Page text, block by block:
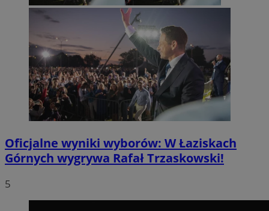
Oficjalne wyniki wyborów: W Łaziskach
Górnych wygrywa Rafał Trzaskowski!
5